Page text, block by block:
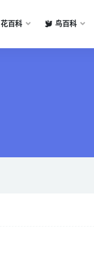
花百科 鸟百科